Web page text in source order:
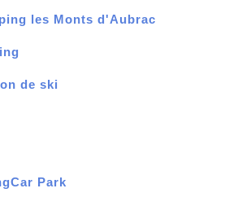
les Monts d'Aubrac
de ski
Park